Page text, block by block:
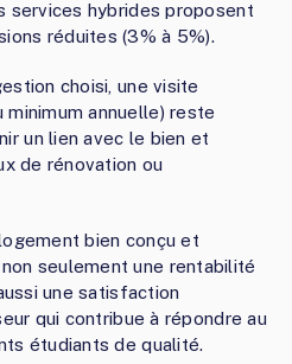
services hybrides proposent
réduites (3% à 5%).
choisi, une visite
annuelle) reste
un lien avec le bien et
de rénovation ou
bien conçu et
seulement une rentabilité
une satisfaction
qui contribue à répondre au
étudiants de qualité.